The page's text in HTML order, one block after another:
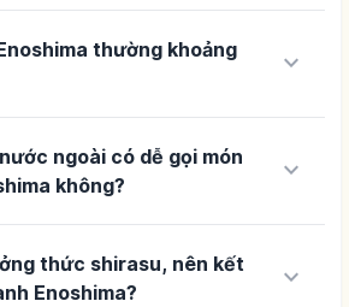
thường khoảng
keyboard_arrow_down
ngoài có dễ gọi món
không?
keyboard_arrow_down
thức shirasu, nên kết
Enoshima?
keyboard_arrow_down